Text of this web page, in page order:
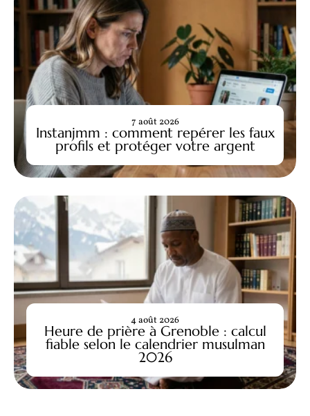
Instanjmm : comment repérer les faux
profils et protéger votre argent
7 août 2026
Heure de prière à Grenoble : calcul
fiable selon le calendrier musulman
2026
4 août 2026